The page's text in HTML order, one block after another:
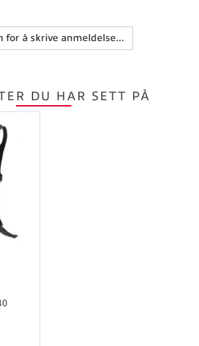
for å skrive anmeldelse...
DU HAR SETT PÅ